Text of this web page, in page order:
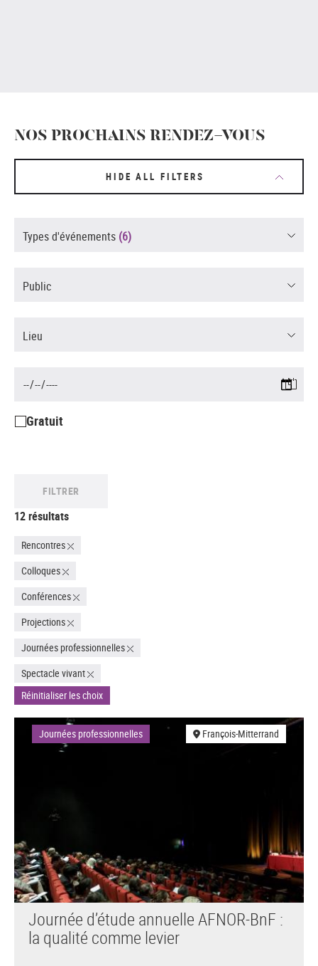
NOS PROCHAINS RENDEZ-VOUS
HIDE ALL FILTERS
Types d'événements (6)
Public
Lieu
Gratuit
FILTRER
12 résultats
Rencontres
Colloques
Conférences
Projections
Journées professionnelles
Spectacle vivant
Réinitialiser les choix
Journées professionnelles François-Mitterrand
Journée d’étude annuelle AFNOR-BnF :
la qualité comme levier